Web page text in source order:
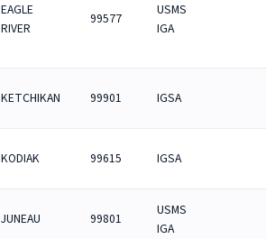
EAGLE
RIVER
99577
USMS
IGA
KETCHIKAN 99901 IGSA
KODIAK 99615 IGSA
JUNEAU 99801
USMS
IGA